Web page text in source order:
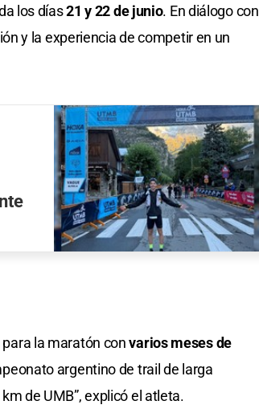
los días21 y 22 de junio. En diálogo con
y la experiencia de competir en un
la maratón convarios meses de
argentino de trail de larga
de UMB”, explicó el atleta.